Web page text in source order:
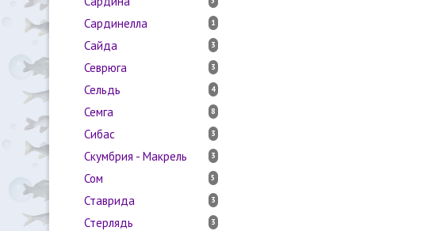
Сардинелла 1
Сайда 3
Севрюга 3
Сельдь 4
Семга 8
Сибас 3
Скумбрия - Макрель 3
Сом 5
Ставрида 3
Стерлядь 3